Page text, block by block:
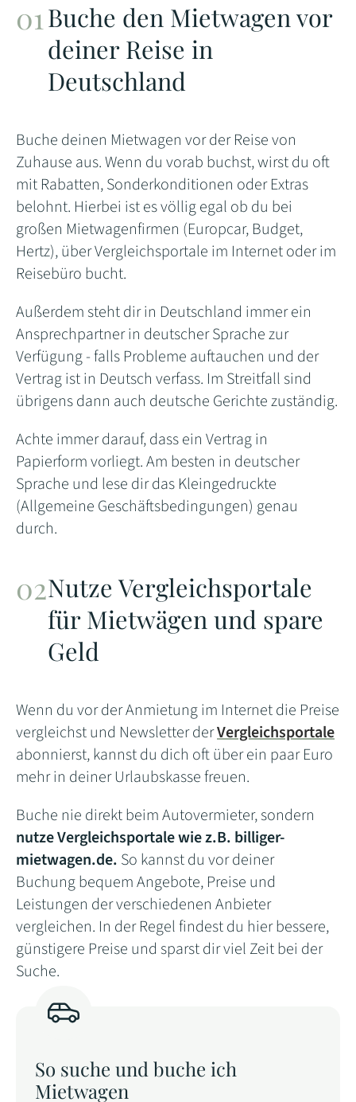
Buche den Mietwagen vor
deiner Reise in
Deutschland
Buche deinen Mietwagen vor der Reise von
Zuhause aus. Wenn du vorab buchst, wirst du oft
mit Rabatten, Sonderkonditionen oder Extras
belohnt. Hierbei ist es völlig egal ob du bei
großen Mietwagenfirmen (Europcar, Budget,
Hertz), über Vergleichsportale im Internet oder im
Reisebüro bucht.
Außerdem steht dir in Deutschland immer ein
Ansprechpartner in deutscher Sprache zur
Verfügung - falls Probleme auftauchen und der
Vertrag ist in Deutsch verfass. Im Streitfall sind
übrigens dann auch deutsche Gerichte zuständig.
Achte immer darauf, dass ein Vertrag in
Papierform vorliegt. Am besten in deutscher
Sprache und lese dir das Kleingedruckte
(Allgemeine Geschäftsbedingungen) genau
durch.
Nutze Vergleichsportale
für Mietwägen und spare
Geld
Wenn du vor der Anmietung im Internet die Preise
vergleichst und Newsletter derVergleichsportale
abonnierst, kannst du dich oft über ein paar Euro
mehr in deiner Urlaubskasse freuen.
Buche nie direkt beim Autovermieter, sondern
nutze Vergleichsportale wie z.B. billiger-
mietwagen.de. So kannst du vor deiner
Buchung bequem Angebote, Preise und
Leistungen der verschiedenen Anbieter
vergleichen. In der Regel findest du hier bessere,
günstigere Preise und sparst dir viel Zeit bei der
Suche.
So suche und buche ich
Mietwagen